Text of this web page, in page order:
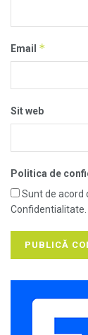
Email *
Sit web
Politica de
Sunt de acord
Confidentialitate.